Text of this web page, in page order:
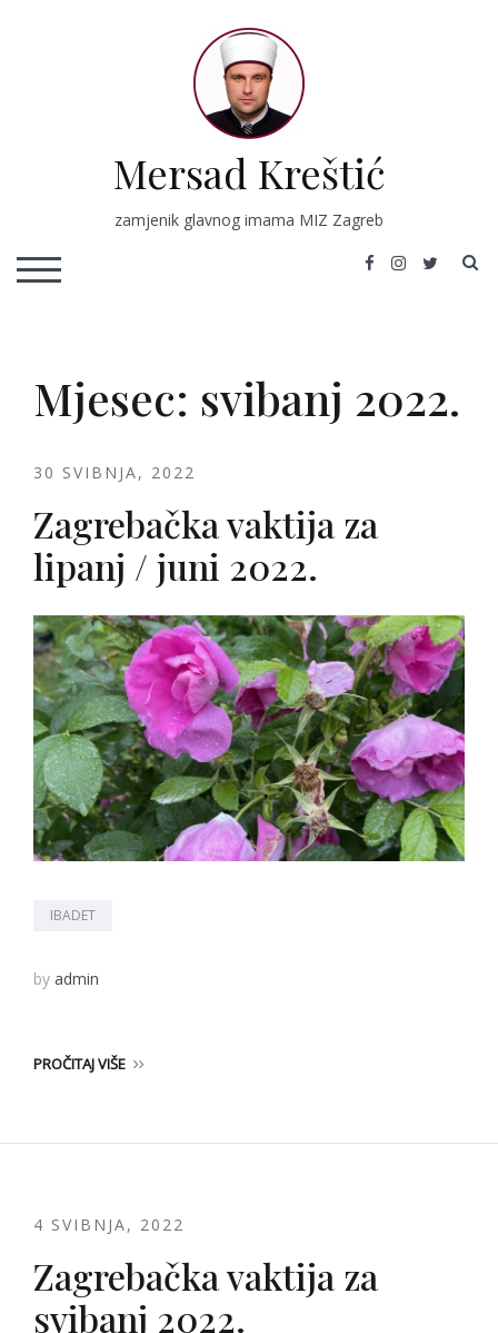
Mersad Kreštić
zamjenik glavnog imama MIZ Zagreb
TOGGLE MOBILE MENU
Mjesec: svibanj 2022.
30 SVIBNJA, 2022
Zagrebačka vaktija za
lipanj / juni 2022.
IBADET
by admin
PROČITAJ VIŠE
4 SVIBNJA, 2022
Zagrebačka vaktija za
svibanj 2022.